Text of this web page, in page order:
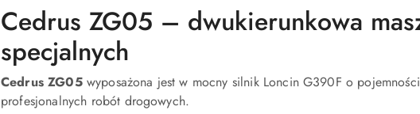
Cedrus ZG05 – dwukierunkowa
specjalnych
Cedrus ZG05wyposażona jest w mocny silnik Loncin G390F o
profesjonalnych robót drogowych.